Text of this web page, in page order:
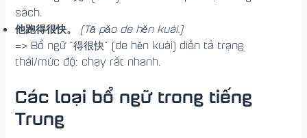
sách.
他跑得很快。
(Tā pǎo de hěn kuài.)
=> Bổ ngữ “得很快” (de hěn kuài) diễn tả trạng
thái/mức độ: chạy rất nhanh.
Các loại bổ ngữ trong tiếng
Trung